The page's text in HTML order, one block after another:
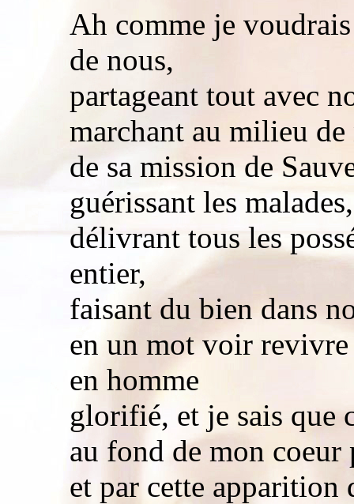
Ah comme je
de nous,
partageant tout avec
marchant au milieu
de sa mission de
guérissant les malades,
délivrant tous les
entier,
faisant du bien dans
en un mot voir
en homme
glorifié, et je sais que
au fond de mon coeur
et par cette apparition